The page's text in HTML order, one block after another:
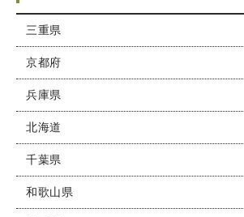
三重県
京都府
兵庫県
北海道
千葉県
和歌山県